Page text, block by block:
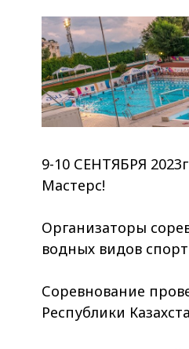
9-10 СЕНТЯБРЯ
Мастерс!
Организаторы
водных видов
Соревнование
Республики